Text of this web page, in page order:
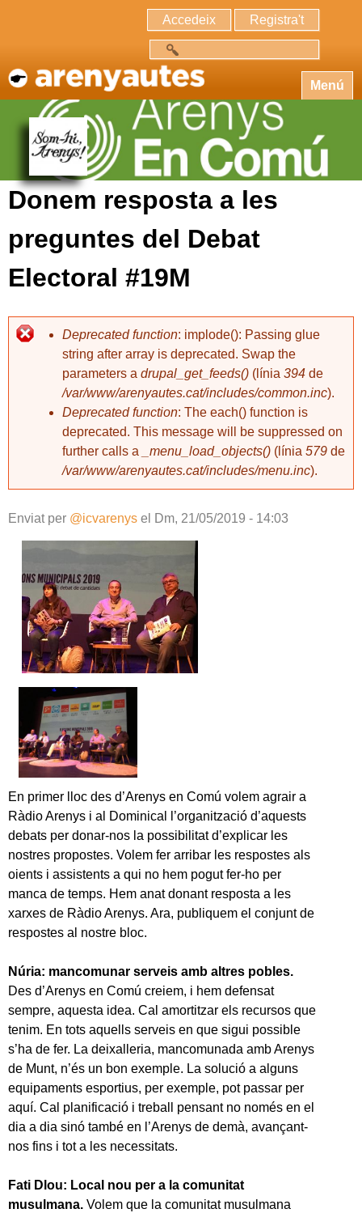
Accedeix Registra't
Menú
Donem resposta a les
preguntes del Debat
Electoral #19M
Deprecated function: implode(): Passing glue
string after array is deprecated. Swap the
parameters a drupal_get_feeds() (línia 394 de
/var/www/arenyautes.cat/includes/common.inc).
Deprecated function: The each() function is
deprecated. This message will be suppressed on
further calls a
_menu_load_objects() (línia 579 de
/var/www/arenyautes.cat/includes/menu.inc).
Enviat per @icvarenys el Dm, 21/05/2019 - 14:03
En primer lloc des d’Arenys en Comú volem agrair a
Ràdio Arenys i al Dominical l’organització d’aquests
debats per donar-nos la possibilitat d’explicar les
nostres propostes. Volem fer arribar les respostes als
oients i assistents a qui no hem pogut fer-ho per
manca de temps. Hem anat donant resposta a les
xarxes de Ràdio Arenys. Ara, publiquem el conjunt de
respostes al nostre bloc.
Núria: mancomunar serveis amb altres pobles.
Des d’Arenys en Comú creiem, i hem defensat
sempre, aquesta idea. Cal amortitzar els recursos que
tenim. En tots aquells serveis en que sigui possible
s’ha de fer. La deixalleria, mancomunada amb Arenys
de Munt, n’és un bon exemple. La solució a alguns
equipaments esportius, per exemple, pot passar per
aquí. Cal planificació i treball pensant no només en el
dia a dia sinó també en l’Arenys de demà, avançant-
nos fins i tot a les necessitats.
Fati Dlou: Local nou per a la comunitat
musulmana. Volem que la comunitat musulmana